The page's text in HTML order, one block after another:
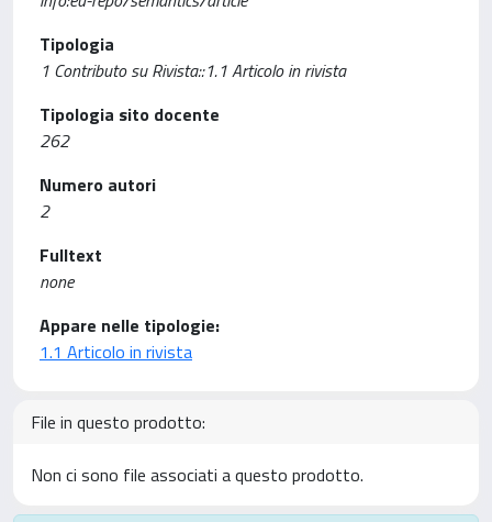
Tipologia
1 Contributo su Rivista::1.1 Articolo in rivista
Tipologia sito docente
262
Numero autori
2
Fulltext
none
Appare nelle tipologie:
1.1 Articolo in rivista
File in questo prodotto:
Non ci sono file associati a questo prodotto.